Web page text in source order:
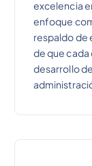
excelencia
enfoque
respaldo de
de que
desarrollo